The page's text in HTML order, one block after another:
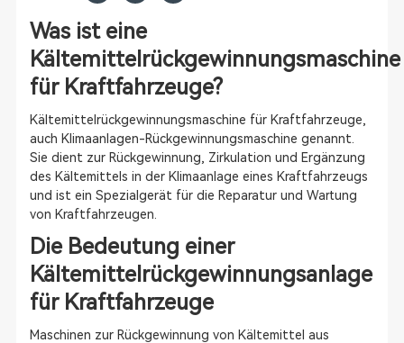
Was ist eine
Kältemittelrückgewinnungsmaschine
für Kraftfahrzeuge?
Kältemittelrückgewinnungsmaschine für Kraftfahrzeuge,
auch Klimaanlagen-Rückgewinnungsmaschine genannt.
Sie dient zur Rückgewinnung, Zirkulation und Ergänzung
des Kältemittels in der Klimaanlage eines Kraftfahrzeugs
und ist ein Spezialgerät für die Reparatur und Wartung
von Kraftfahrzeugen.
Die Bedeutung einer
Kältemittelrückgewinnungsanlage
für Kraftfahrzeuge
Maschinen zur Rückgewinnung von Kältemittel aus